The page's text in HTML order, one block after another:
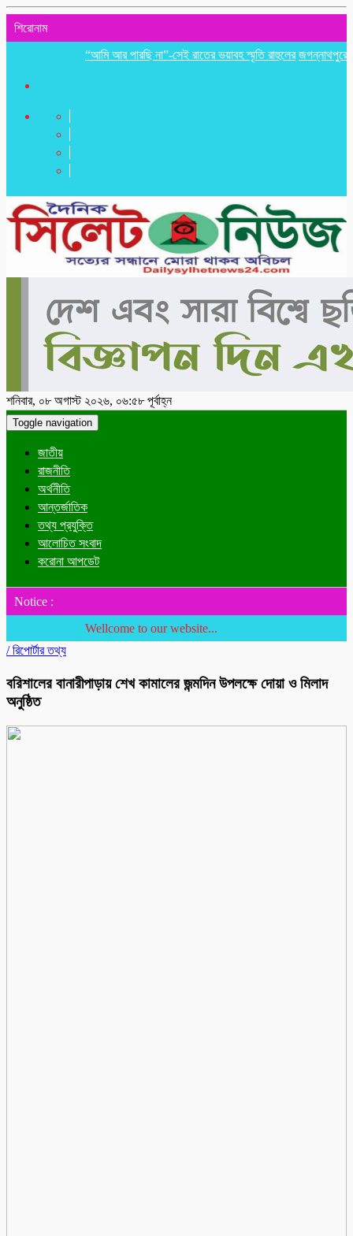
শিরোনাম
“আমি আর পারছি না”-সেই রাতের ভয়াবহ স্মৃতি রাহুলের জগন্নাথপুরে ইউপি
শনিবার, ০৮ অগাস্ট ২০২৬, ০৬:৫৮ পূর্বাহ্ন
Toggle navigation
জাতীয়
রাজনীতি
অর্থনীতি
আন্তর্জাতিক
তথ্য প্রযুক্তি
আলোচিত সংবাদ
করোনা আপডেট
Notice :
Wellcome to our website...
/রিপোর্টার তথ্য
বরিশালের বানারীপাড়ায় শেখ কামালের জন্মদিন উপলক্ষে দোয়া ও মিলাদ
অনুষ্ঠিত